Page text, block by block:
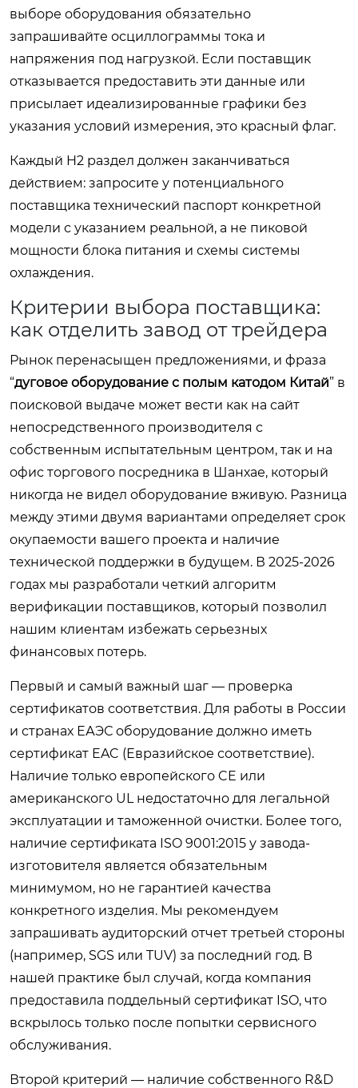
выборе оборудования обязательно
запрашивайте осциллограммы тока и
напряжения под нагрузкой. Если поставщик
отказывается предоставить эти данные или
присылает идеализированные графики без
указания условий измерения, это красный флаг.
Каждый H2 раздел должен заканчиваться
действием: запросите у потенциального
поставщика технический паспорт конкретной
модели с указанием реальной, а не пиковой
мощности блока питания и схемы системы
охлаждения.
Критерии выбора поставщика:
как отделить завод от трейдера
Рынок перенасыщен предложениями, и фраза
“дуговое оборудование с полым катодом Китай” в
поисковой выдаче может вести как на сайт
непосредственного производителя с
собственным испытательным центром, так и на
офис торгового посредника в Шанхае, который
никогда не видел оборудование вживую. Разница
между этими двумя вариантами определяет срок
окупаемости вашего проекта и наличие
технической поддержки в будущем. В 2025-2026
годах мы разработали четкий алгоритм
верификации поставщиков, который позволил
нашим клиентам избежать серьезных
финансовых потерь.
Первый и самый важный шаг — проверка
сертификатов соответствия. Для работы в России
и странах ЕАЭС оборудование должно иметь
сертификат EAC (Евразийское соответствие).
Наличие только европейского CE или
американского UL недостаточно для легальной
эксплуатации и таможенной очистки. Более того,
наличие сертификата ISO 9001:2015 у завода-
изготовителя является обязательным
минимумом, но не гарантией качества
конкретного изделия. Мы рекомендуем
запрашивать аудиторский отчет третьей стороны
(например, SGS или TUV) за последний год. В
нашей практике был случай, когда компания
предоставила поддельный сертификат ISO, что
вскрылось только после попытки сервисного
обслуживания.
Второй критерий — наличие собственного R&D